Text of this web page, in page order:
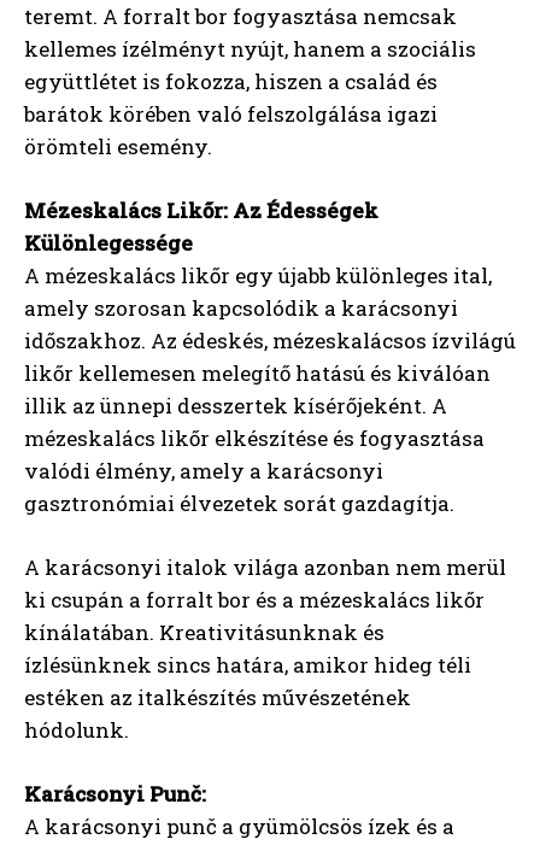
teremt. A forralt bor fogyasztása nemcsak
kellemes ízélményt nyújt, hanem a szociális
együttlétet is fokozza, hiszen a család és
barátok körében való felszolgálása igazi
örömteli esemény.
Mézeskalács Likőr: Az Édességek
Különlegessége
A mézeskalács likőr egy újabb különleges ital,
amely szorosan kapcsolódik a karácsonyi
időszakhoz. Az édeskés, mézeskalácsos ízvilágú
likőr kellemesen melegítő hatású és kiválóan
illik az ünnepi desszertek kísérőjeként. A
mézeskalács likőr elkészítése és fogyasztása
valódi élmény, amely a karácsonyi
gasztronómiai élvezetek sorát gazdagítja.
A karácsonyi italok világa azonban nem merül
ki csupán a forralt bor és a mézeskalács likőr
kínálatában. Kreativitásunknak és
ízlésünknek sincs határa, amikor hideg téli
estéken az italkészítés művészetének
hódolunk.
Karácsonyi Punč:
A karácsonyi punč a gyümölcsös ízek és a